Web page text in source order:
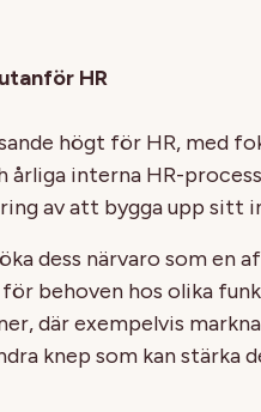
HR
högt för HR, med
interna HR-
av att bygga upp sitt
dess närvaro som en
behoven hos olika
där exempelvis
knep som kan stärka